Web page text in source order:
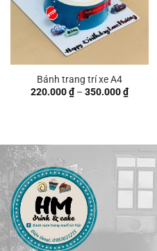
Bánh trang trí xe A4
220.000₫ – 350.000₫Khoảng
giá: